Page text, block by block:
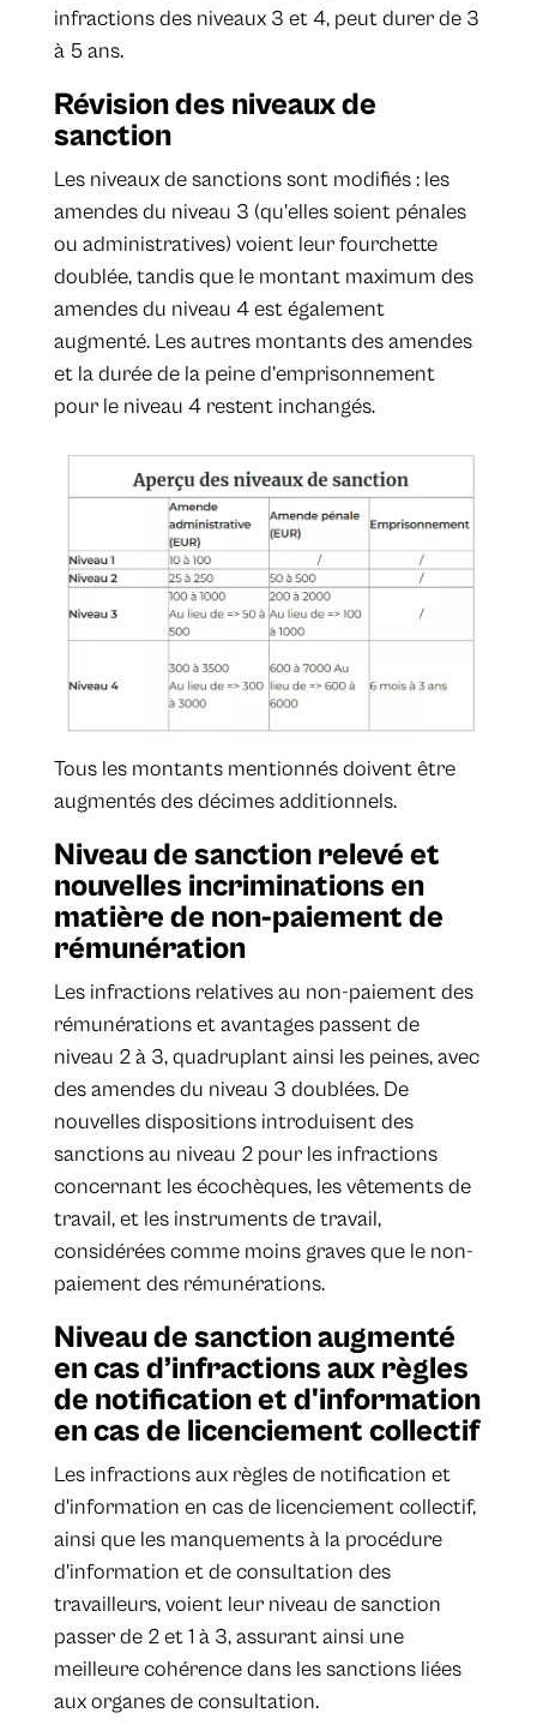
infractions des niveaux 3 et 4, peut durer de 3
à 5 ans.
Révision des niveaux de
sanction
Les niveaux de sanctions sont modifiés : les
amendes du niveau 3 (qu'elles soient pénales
ou administratives) voient leur fourchette
doublée, tandis que le montant maximum des
amendes du niveau 4 est également
augmenté. Les autres montants des amendes
et la durée de la peine d’emprisonnement
pour le niveau 4 restent inchangés.
Tous les montants mentionnés doivent être
augmentés des décimes additionnels.
Niveau de sanction relevé et
nouvelles incriminations en
matière de non-paiement de
rémunération
Les infractions relatives au non-paiement des
rémunérations et avantages passent de
niveau 2 à 3, quadruplant ainsi les peines, avec
des amendes du niveau 3 doublées. De
nouvelles dispositions introduisent des
sanctions au niveau 2 pour les infractions
concernant les écochèques, les vêtements de
travail, et les instruments de travail,
considérées comme moins graves que le non-
paiement des rémunérations.
Niveau de sanction augmenté
en cas d’infractions aux règles
de notification et d'information
en cas de licenciement collectif
Les infractions aux règles de notification et
d'information en cas de licenciement collectif,
ainsi que les manquements à la procédure
d'information et de consultation des
travailleurs, voient leur niveau de sanction
passer de 2 et 1 à 3, assurant ainsi une
meilleure cohérence dans les sanctions liées
aux organes de consultation.